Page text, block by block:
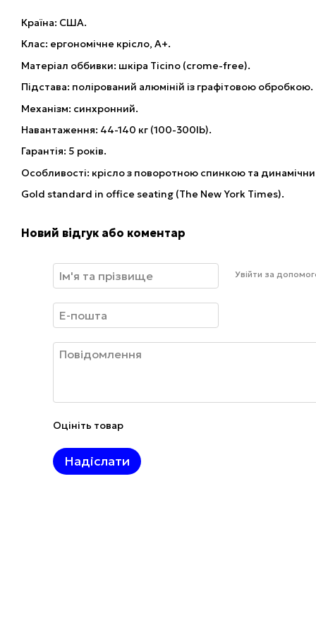
Країна: США.
Клас: ергономічне крісло, A+.
Матеріал оббивки: шкіра Ticino (crome-free).
Підстава: полірований алюміній із графітовою обробкою.
Механізм: синхронний.
Навантаження: 44-140 кг (100-300lb).
Гарантія: 5 років.
Особливості: крісло з поворотною спинкою та
Gold standard in office seating (The New York Times).
Новий відгук або коментар
Увійти за
Оцініть товар
Надіслати